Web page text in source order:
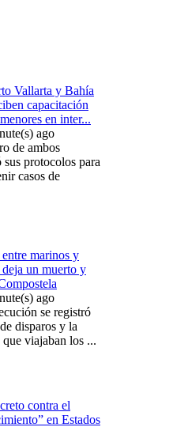
Vallarta y Bahía
capacitación
en inter...
ago
de ambos
protocolos para
casos de
marinos y
un muerto y
ago
se registró
disparos y la
viajaban los ...
contra el
en Estados